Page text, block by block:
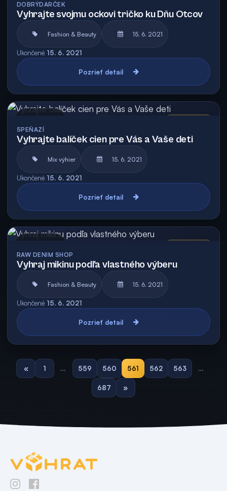
DOBRÝDARČEK
Vyhrajte svojmu ockovi tričko ku Dňu Otcov
Fashion & Beauty 15. 6. 2021
Ukončené 15. 6. 2021
Pozrieť detail
5PEŇAZÍ
Vyhrajte balíček cien pre Vás a Vaše deti
Mix výhier 15. 6. 2021
Ukončené 15. 6. 2021
Pozrieť detail
RAW DENIM SHOP
Vyhraj mikinu podľa vlastného výberu
Fashion & Beauty 15. 6. 2021
Ukončené 15. 6. 2021
Pozrieť detail
« 1 … 559 560 561 562 563 …
687 »